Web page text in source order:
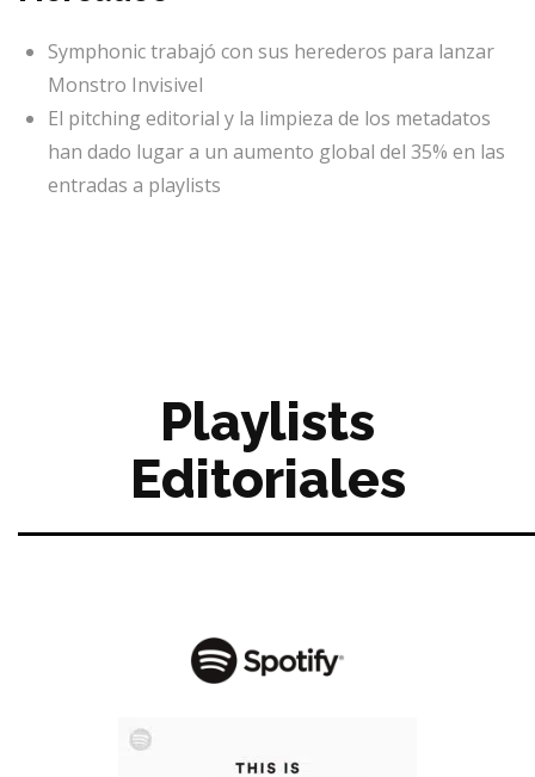
Symphonic trabajó con sus herederos para lanzar
Monstro Invisivel
El pitching editorial y la limpieza de los metadatos
han dado lugar a un aumento global del 35% en las
entradas a playlists
Playlists
Editoriales